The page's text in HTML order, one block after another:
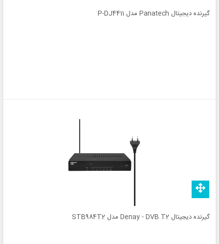
گیرنده دیجیتال Panatech مدل P-DJ4411
گیرنده دیجیتال Denay - DVB T2 مدل STB984T2